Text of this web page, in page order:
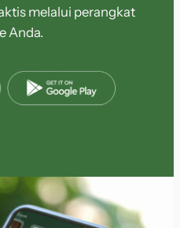
melalui perangkat
Anda.